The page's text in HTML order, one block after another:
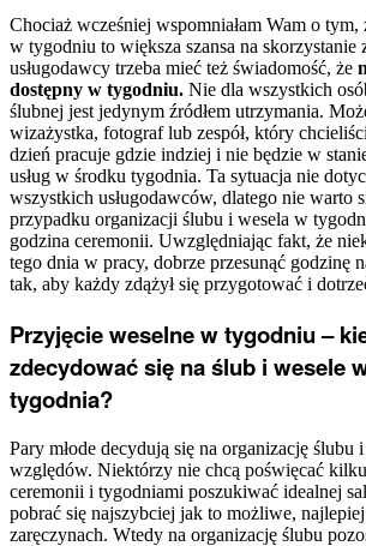
Chociaż wcześniej wspomniałam Wam o tym,
w tygodniu to większa szansa na skorzystanie
usługodawcy trzeba mieć też świadomość, że
dostępny w tygodniu. Nie dla wszystkich
ślubnej jest jedynym źródłem utrzymania.
wizażystka, fotograf lub zespół, który
dzień pracuje gdzie indziej i nie będzie w
usług w środku tygodnia. Ta sytuacja nie
wszystkich usługodawców, dlatego nie warto
przypadku organizacji ślubu i wesela w
godzina ceremonii. Uwzględniając fakt, że
tego dnia w pracy, dobrze przesunąć godzinę
tak, aby każdy zdążył się przygotować i
Przyjęcie weselne w tygodniu –
zdecydować się na ślub i wesele
tygodnia?
Pary młode decydują się na organizację ślubu
względów. Niektórzy nie chcą poświęcać
ceremonii i tygodniami poszukiwać idealnej
pobrać się najszybciej jak to możliwe,
zaręczynach. Wtedy na organizację ślubu